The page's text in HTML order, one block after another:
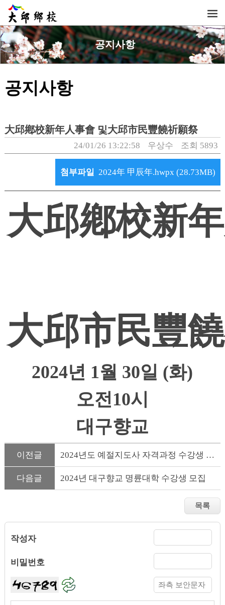
공지사항
공지사항
大邱鄕校新年人事會 및大邱市民豐饒祈願祭
24/01/26 13:22:58 우상수 조회 5893
첨부파일 2024年 甲辰年.hwpx (28.73MB)
大邱鄕校新
大邱市民豐
2024년 1월 30일 (화)
오전10시
대구향교
이전글 2024년도 예절지도사 자격과정 수강생 모집 공고
다음글 2024년 대구향교 명륜대학 수강생 모집
작성자
비밀번호